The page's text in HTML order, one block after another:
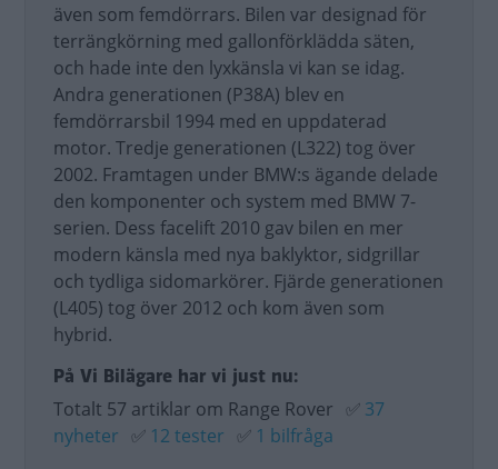
även som femdörrars. Bilen var designad för
terrängkörning med gallonförklädda säten,
och hade inte den lyxkänsla vi kan se idag.
Andra generationen (P38A) blev en
femdörrarsbil 1994 med en uppdaterad
motor. Tredje generationen (L322) tog över
2002. Framtagen under BMW:s ägande delade
den komponenter och system med BMW 7-
serien. Dess facelift 2010 gav bilen en mer
modern känsla med nya baklyktor, sidgrillar
och tydliga sidomarkörer. Fjärde generationen
(L405) tog över 2012 och kom även som
hybrid.
På Vi Bilägare har vi just nu:
Totalt 57 artiklar om Range Rover ✅ 37
nyheter ✅ 12 tester ✅ 1 bilfråga